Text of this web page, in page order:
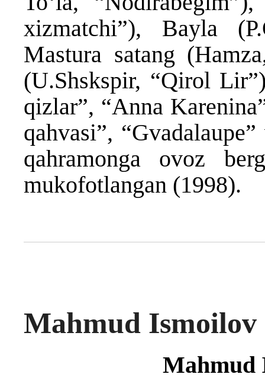
xizmatchi”), Bayla
Mastura satang
(U.Shskspir, “Qirol
qizlar”, “Anna
qahvasi”,
qahramonga ovoz
mukofotlangan (1998).
Mahmud Ismoilov
Mahmud